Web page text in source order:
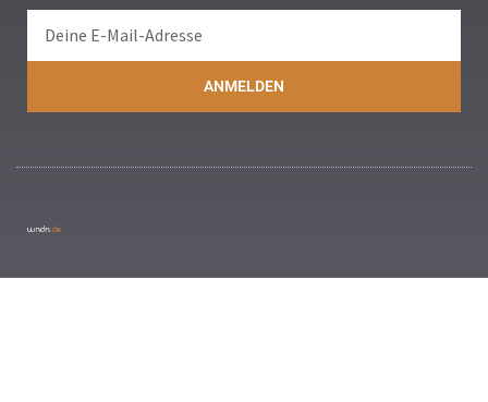
ANMELDEN